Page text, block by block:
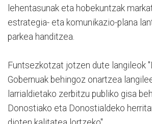
lehentasunak eta hobekuntzak
estrategia- eta komunikazio-plana
parkea handitzea.
Funtsezkotzat jotzen dute langileok
Gobernuak behingoz onartzea
larrialdietako zerbitzu publiko gisa
Donostiako eta Donostialdeko